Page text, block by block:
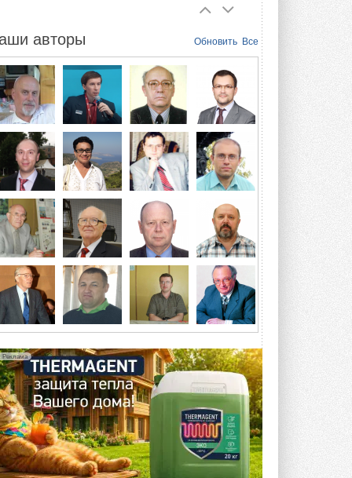
с одним общим испарителем
конструкцию двухисточникового ...
ВЧЕРА
21-й ежегодный форум
«ЦОД-2026»
Мероприятие пройдет 2-3 сентября в
отеле Radisson Slavyanskaya. Форум
посетит более двух тысяч участников ...
ВЧЕРА
Китайская Shenling представила
линейку тепловых насосов
«воздух-вода» на R290
Серия ThermaX R290 All-In-One
включает три модели ...
4 АВГУСТА 2026
Тепловые насосы в связке с
солнечной генерацией и
накопителем снижают
потребление на 60%
Исследователи из Италии установили ...
4 АВГУСТА 2026
«РУСКЛИМАТ Fest 2026» в Уфе
собрал свыше 700 профи
климатической отрасли
Организатором выступил торгово-
производственный холдинг ...
3 АВГУСТА 2026
Обновить Все
авторы
Реклама